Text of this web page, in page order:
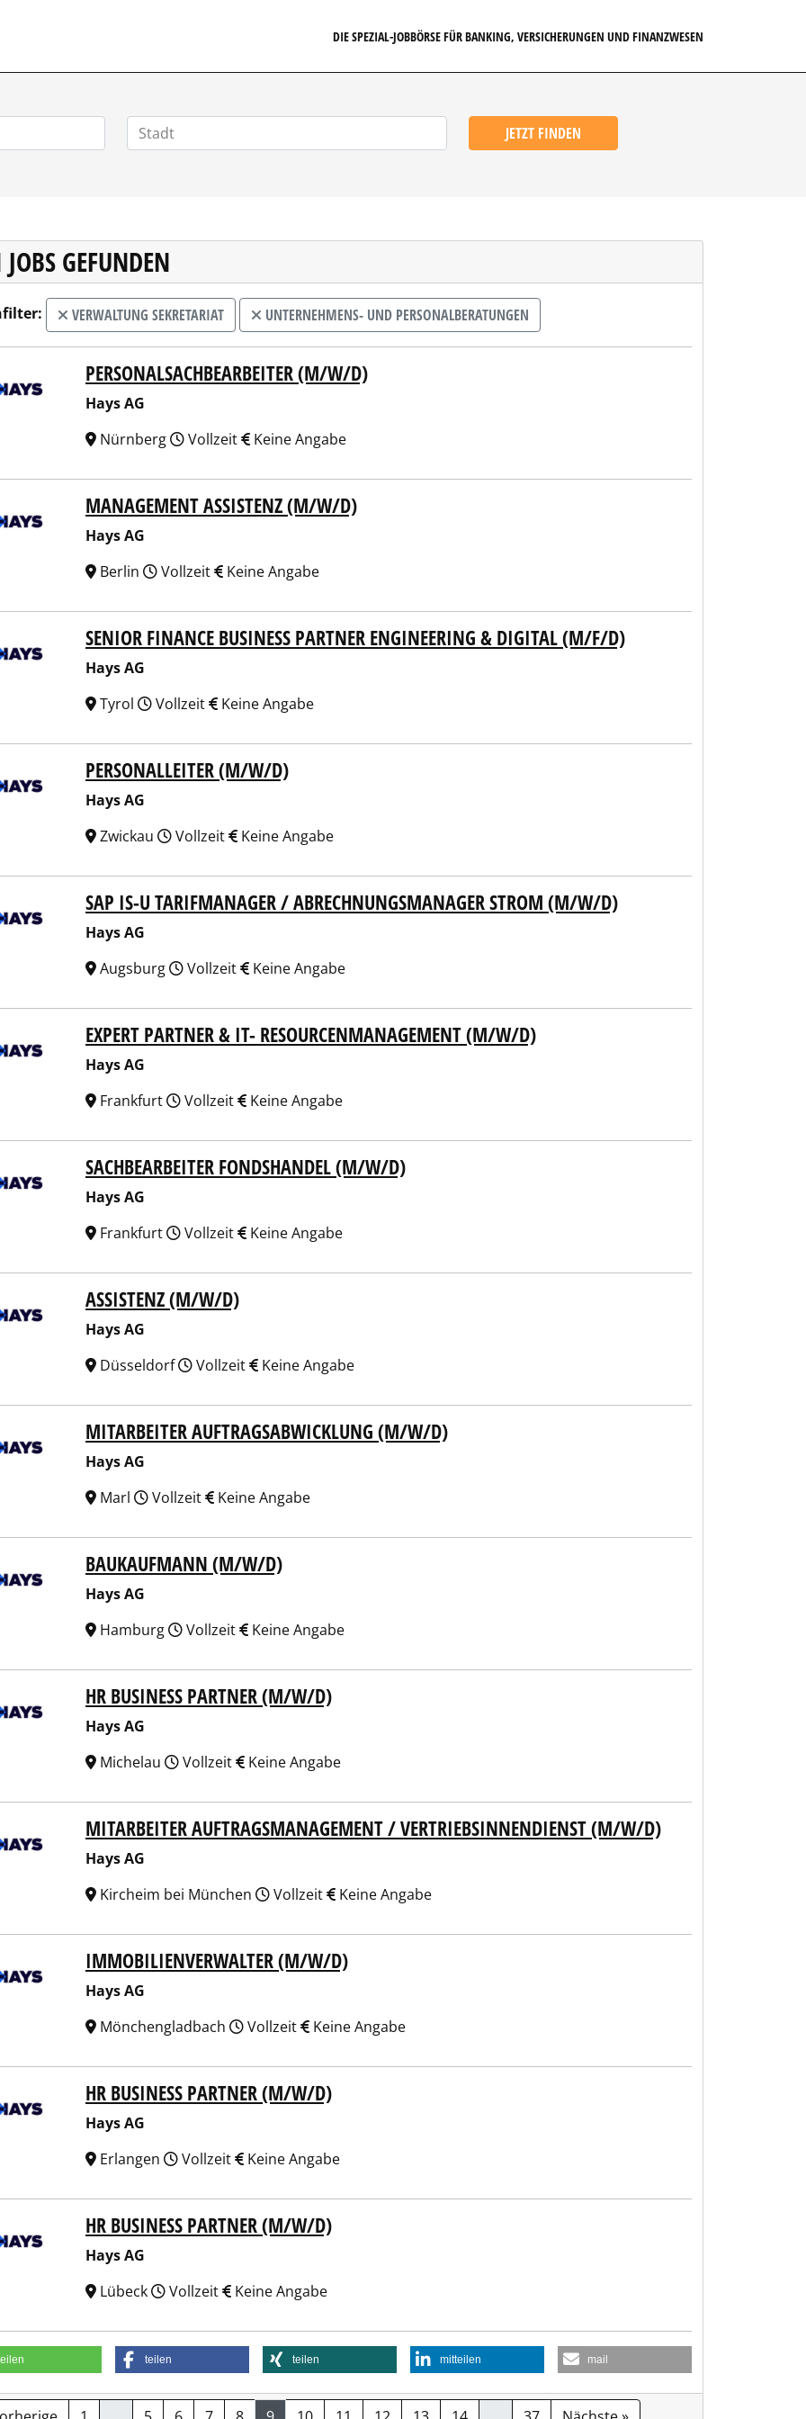
DIE SPEZIAL-JOBBÖRSE FÜR BANKING, VERSICHERUNGEN UND FINANZWESEN
JETZT FINDEN
GEFUNDEN
VERWALTUNG SEKRETARIAT UNTERNEHMENS- UND PERSONALBERATUNGEN
PERSONALSACHBEARBEITER (M/W/D)
Hays AG
Nürnberg
Vollzeit Keine Angabe
MANAGEMENT ASSISTENZ (M/W/D)
Hays AG
Berlin
Vollzeit Keine Angabe
SENIOR FINANCE BUSINESS PARTNER ENGINEERING & DIGITAL (M/F/D)
Hays AG
Tyrol
Vollzeit Keine Angabe
PERSONALLEITER (M/W/D)
Hays AG
Zwickau
Vollzeit Keine Angabe
SAP IS-U TARIFMANAGER / ABRECHNUNGSMANAGER STROM (M/W/D)
Hays AG
Augsburg
Vollzeit Keine Angabe
EXPERT PARTNER & IT- RESOURCENMANAGEMENT (M/W/D)
Hays AG
Frankfurt
Vollzeit Keine Angabe
SACHBEARBEITER FONDSHANDEL (M/W/D)
Hays AG
Frankfurt
Vollzeit Keine Angabe
ASSISTENZ (M/W/D)
Hays AG
Düsseldorf
Vollzeit Keine Angabe
MITARBEITER AUFTRAGSABWICKLUNG (M/W/D)
Hays AG
Marl
Vollzeit Keine Angabe
BAUKAUFMANN (M/W/D)
Hays AG
Hamburg
Vollzeit Keine Angabe
HR BUSINESS PARTNER (M/W/D)
Hays AG
Michelau
Vollzeit Keine Angabe
MITARBEITER AUFTRAGSMANAGEMENT / VERTRIEBSINNENDIENST (M/W/D)
Hays AG
Kircheim bei München
Vollzeit Keine Angabe
IMMOBILIENVERWALTER (M/W/D)
Hays AG
Mönchengladbach
Vollzeit Keine Angabe
HR BUSINESS PARTNER (M/W/D)
Hays AG
Erlangen
Vollzeit Keine Angabe
HR BUSINESS PARTNER (M/W/D)
Hays AG
Lübeck
Vollzeit Keine Angabe
teilen teilen mitteilen mail